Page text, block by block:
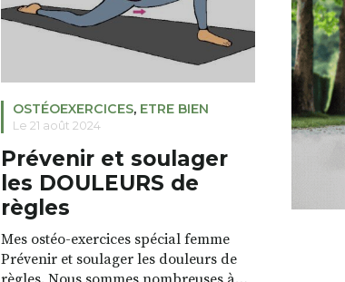
OSTÉOEXERCICES, ETRE BIEN
Le 21 août 2024
Prévenir et soulager
les DOULEURS de
règles
Mes ostéo-exercices spécial femme
Prévenir et soulager les douleurs de